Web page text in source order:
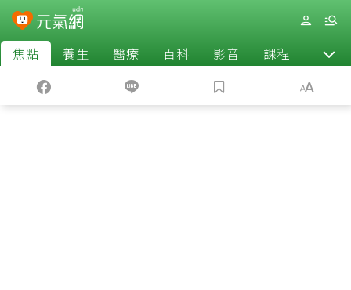
焦點 養生 醫療 百科 影音 課程 退休